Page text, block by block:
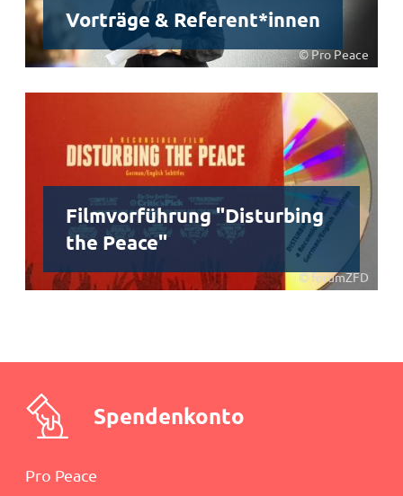
© Pro Peace
Vorträge & Referent*innen
© forumZFD
Filmvorführung "Disturbing
the Peace"
Spendenkonto
Pro Peace